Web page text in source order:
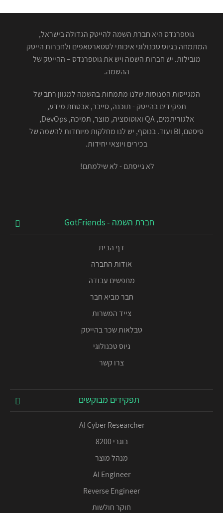
גוטפרנדס היא חברת השמה להייטק הגדולה בישראל,
המתמחה בגיוס טכנולוגי איכותי לסטארטאפים ולחברות הייטק
מובילות. יש חברות השמה ויש את גוטפרנדס – ההייטק של
ההשמה.
המגייסות המנוסות שלנו מתמחות בהשמה למגוון רחב של
תפקידים בהייטק - תוכנה, סייבר, אבטחת מידע,
אלגוריתמים, QA ואוטומציה, מוצר, תמיכה, DevOps,
סיסטם, BI ועוד. בנוסף, יש לנו מחלקות מיוחדות להשמה של
בכירים ויוצאי יחידות.
לא גייסתם - לא שילמתם!
חברת השמה - GotFriends
דף הבית
אודות החברה
מחפשים עבודה
חבר מביא חבר
צייד המשרות
טבלאות שכר בהייטק
גיוס טכנולוגי
צרו קשר
תפקידים מבוקשים
AI Cyber Researcher
בוגרי 8200
מנהל מוצר
AI Engineer
Reverse Engineer
חוקר חולשות